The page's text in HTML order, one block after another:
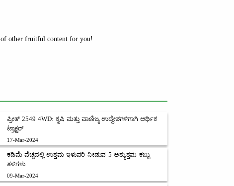
of other fruitful content for you!
ಪ್ರೀತ್ 2549 4WD: ಕೃಷಿ ಮತ್ತು ವಾಣಿಜ್ಯ ಉದ್ದೇಶಗಳಿಗಾಗಿ ಆರ್ಥಿಕ
ಟ್ರಾಕ್ಟರ್
17-Mar-2024
ಕಡಿಮೆ ವೆಚ್ಚದಲ್ಲಿ ಉತ್ತಮ ಇಳುವರಿ ನೀಡುವ 5 ಅತ್ಯುತ್ತಮ ಕಬ್ಬು
ತಳಿಗಳು
09-Mar-2024